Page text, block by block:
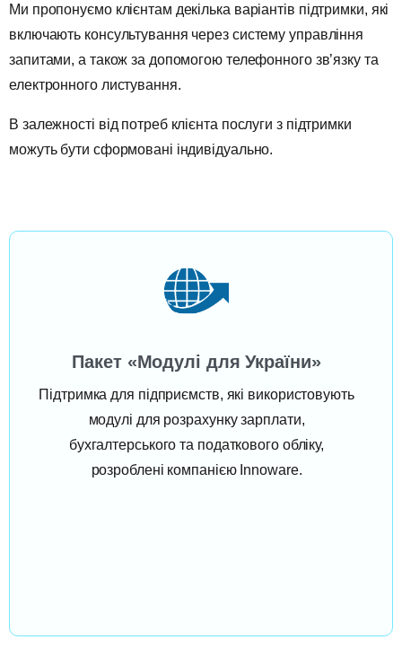
Ми пропонуємо клієнтам декілька варіантів підтримки, які
включають консультування через систему управління
запитами, а також за допомогою телефонного зв’язку та
електронного листування.
В залежності від потреб клієнта послуги з підтримки
можуть бути сформовані індивідуально.
Пакет «Модулі для України»
Підтримка для підприємств, які використовують
модулі для розрахунку зарплати,
бухгалтерського та податкового обліку,
розроблені компанією Innoware.